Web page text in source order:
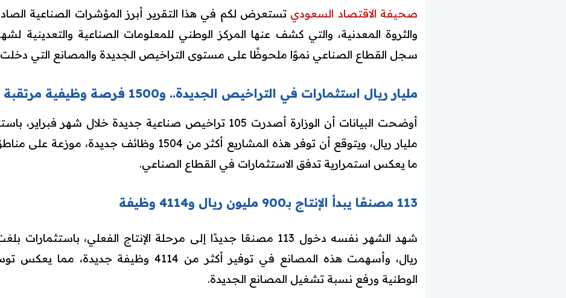
صحيفة الاقتصاد السعودي تستعرض لكم في هذا التقرير أبرز المؤشرات الصناعية
سجل القطاع الصناعي نموًا ملحوظًا على مستوى التراخيص الجديدة والمصانع التي
مليار ريال استثمارات في التراخيص الجديدة.. و1500 فرصة وظيفية مرتقبة
مليار ريال، ويتوقع أن توفر هذه المشاريع أكثر من 1504 وظائف
ما يعكس استمرارية تدفق الاستثمارات في القطاع الصناعي.
113 مصنعًا يبدأ الإنتاج بـ900 مليون ريال و4114 وظيفة
ريال، وأسهمت هذه المصانع في توفير أكثر من 4114 وظيفة
الوطنية ورفع نسبة تشغيل المصانع الجديدة.